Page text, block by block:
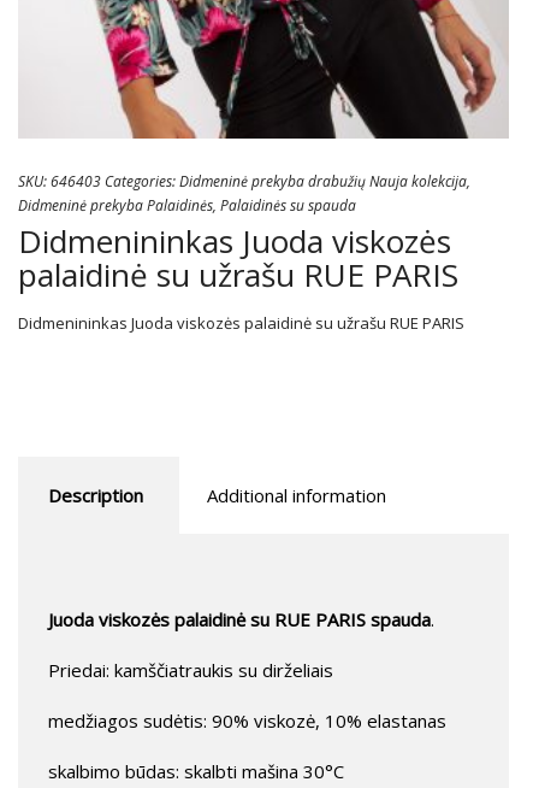
SKU:646403 Categories:Didmeninė prekyba drabužių Nauja kolekcija,
Didmeninė prekyba Palaidinės, Palaidinės su spauda
Didmenininkas Juoda viskozės
palaidinė su užrašu RUE PARIS
Didmenininkas Juoda viskozės palaidinė su užrašu RUE PARIS
Description Additional information
Juoda viskozės palaidinė su RUE PARIS spauda.
Priedai: kamščiatraukis su dirželiais
medžiagos sudėtis: 90% viskozė, 10% elastanas
skalbimo būdas: skalbti mašina 30°C